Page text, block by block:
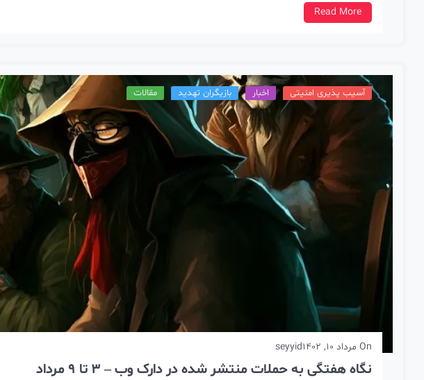
Read More
آسیب پذیری امنیتی اخبار بازیگران تهدید مقالات
On مرداد 10, 1402 seyyid
نگاه هفتگی به حملات منتشر شده در دارک وب – 3 تا 9 مرداد